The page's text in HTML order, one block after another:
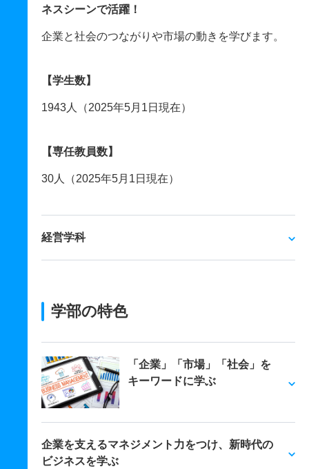
ネスシーンで活躍！
企業と社会のつながりや市場の動きを学びます。
【学生数】
1943人（2025年5月1日現在）
【専任教員数】
30人（2025年5月1日現在）
経営学科
学部の特色
「企業」「市場」「社会」を
キーワードに学ぶ
企業を支えるマネジメント力をつけ、新時代の
ビジネスを学ぶ